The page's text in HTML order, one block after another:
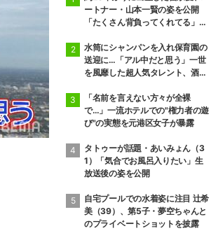
ートナー・山本一賢の姿を公開
「たくさん背負ってくれてる」感
水筒にシャンパンを入れ保育園の
送迎に…「アル中だと思う」一世
を風靡した超人気タレント、酒漬
「名前を言えない方々が全裸
で…」一流ホテルでの"権力者の遊
び"の実態を元港区女子が暴露
タトゥーが話題・あいみょん（3
1）「気合でお風呂入りたい」生
放送後の姿を公開
自宅プールでの水着姿に注目 辻希
美（39）、第5子・夢空ちゃんと
のプライベートショットを披露